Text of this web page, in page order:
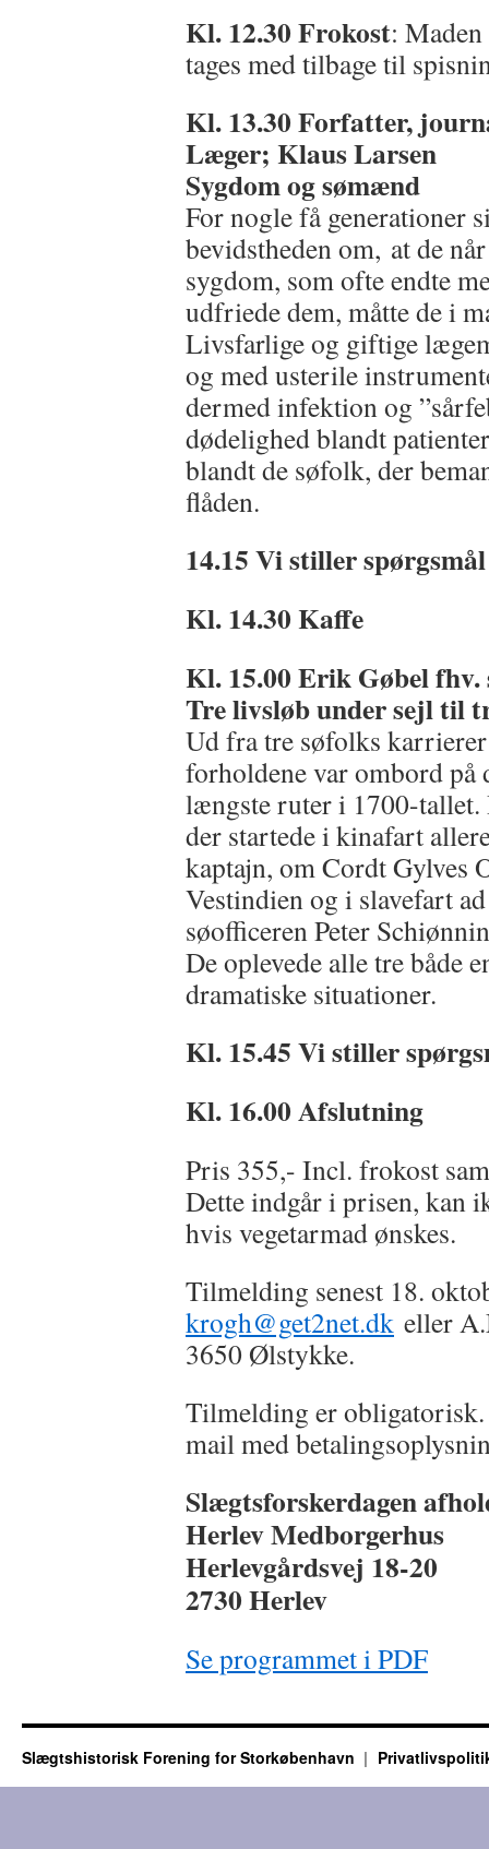
Kl. 12.30 Frokost:
tages med tilbage til
Kl. 13.30 Forfatter,
Læger; Klaus Larsen
Sygdom og sømænd
For nogle få generationer
bevidstheden om, at de
sygdom, som ofte endte
udfriede dem, måtte de i
Livsfarlige og giftige
og med usterile
dermed infektion og
dødelighed blandt
blandt de søfolk, der
flåden.
14.15 Vi stiller spørgsmål
Kl. 14.30 Kaffe
Kl. 15.00Erik Gøbel fhv.
Tre livsløb under sejl til
Ud fra tre søfolks
forholdene var ombord på
længste ruter i 1700-
der startede i kinafart
kaptajn, om Cordt Gylves
Vestindien og i slavefart
søofficeren Peter
De oplevede alle tre både
dramatiske situationer.
Kl. 15.45 Vi stiller
Kl. 16.00 Afslutning
Pris 355,- Incl. frokost
Dette indgår i prisen, kan
hvis vegetarmad ønskes.
Tilmelding senest 18.
krogh@get2net.dk eller
3650 Ølstykke.
Tilmelding er
mail med
Slægtsforskerdagen
Herlev Medborgerhus
Herlevgårdsvej 18-20
2730 Herlev
Se programmet i PDF
Slægtshistorisk Forening for Storkøbenhavn